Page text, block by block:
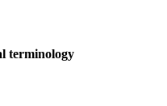
terminology